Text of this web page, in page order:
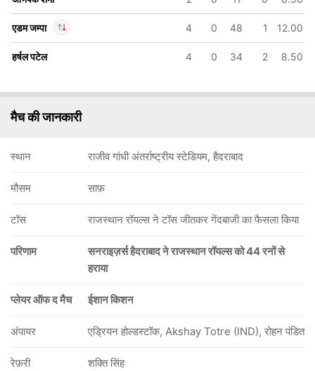
एडम जम्पा
In
4 0 48 1 12.00
हर्षल पटेल 4 0 34 2 8.50
मैच की जानकारी
स्थान राजीव गांधी अंतर्राष्ट्रीय स्टेडियम, हैदराबाद
मौसम साफ़
टॉस राजस्थान रॉयल्स ने टॉस जीतकर गेंदबाजी का फैसला किया
परिणाम
सनराइज़र्स हैदराबाद ने राजस्थान रॉयल्स को 44 रनों से
हराया
प्लेयर ऑफ द मैच ईशान किशन
अंपायर एड्रियन होल्डस्टॉक, Akshay Totre (IND), रोहन पंडित
रेफ़री शक्ति सिंह